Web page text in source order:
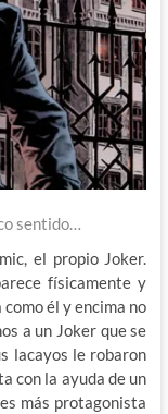
sentido…
el propio Joker.
físicamente y
él y encima no
a un Joker que se
lacayos le robaron
con la ayuda de un
más protagonista